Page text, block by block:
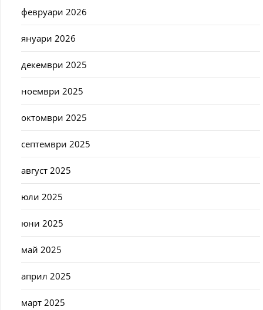
февруари 2026
януари 2026
декември 2025
ноември 2025
октомври 2025
септември 2025
август 2025
юли 2025
юни 2025
май 2025
април 2025
март 2025